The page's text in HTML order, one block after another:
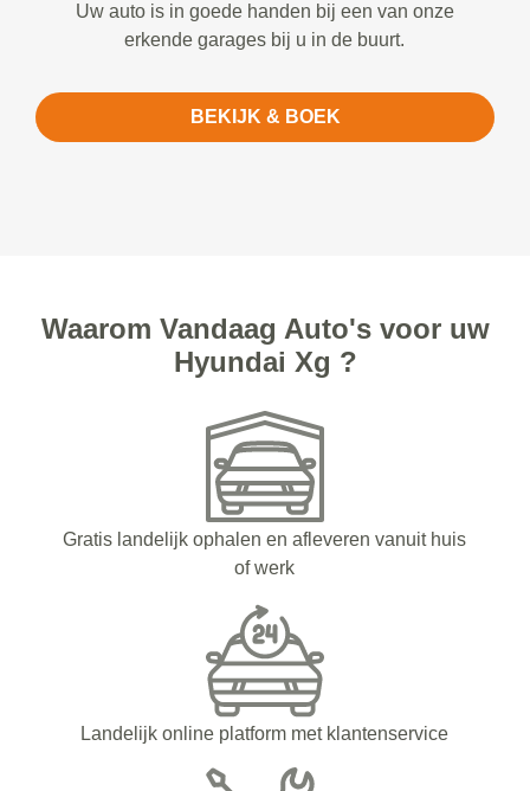
Uw auto is in goede handen bij een van onze
erkende garages bij u in de buurt.
BEKIJK & BOEK
Waarom Vandaag Auto's voor uw
Hyundai Xg ?
Gratis landelijk ophalen en afleveren vanuit huis
of werk
Landelijk online platform met klantenservice